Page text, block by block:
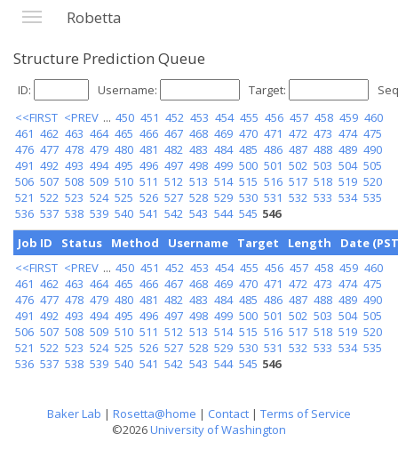
Robetta
Structure Prediction Queue
ID: Username: Target:
<<FIRST <PREV ... 450 451 452 453 454 455 456 457 458 459 460
461 462 463 464 465 466 467 468 469 470 471 472 473 474 475
476 477 478 479 480 481 482 483 484 485 486 487 488 489 490
491 492 493 494 495 496 497 498 499 500 501 502 503 504 505
506 507 508 509 510 511 512 513 514 515 516 517 518 519 520
521 522 523 524 525 526 527 528 529 530 531 532 533 534 535
536 537 538 539 540 541 542 543 544 545 546
Job ID
Status Method Username Target Length
Date
<<FIRST <PREV ... 450 451 452 453 454 455 456 457 458 459 460
461 462 463 464 465 466 467 468 469 470 471 472 473 474 475
476 477 478 479 480 481 482 483 484 485 486 487 488 489 490
491 492 493 494 495 496 497 498 499 500 501 502 503 504 505
506 507 508 509 510 511 512 513 514 515 516 517 518 519 520
521 522 523 524 525 526 527 528 529 530 531 532 533 534 535
536 537 538 539 540 541 542 543 544 545 546
Baker Lab | Rosetta@home | Contact | Terms of Service
©2026University of Washington